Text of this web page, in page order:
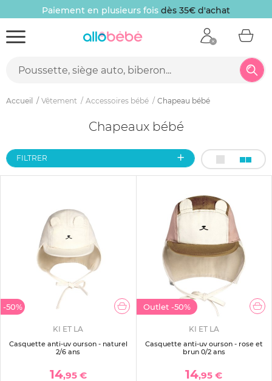
Paiement en plusieurs fois dès 35€ d'achat
Accueil Vêtement Accessoires bébé Chapeau bébé
Chapeaux bébé
FILTRER
-50%
KI ET LA
Casquette anti-uv ourson - naturel
2/6 ans
14,95 €
Outlet -50%
KI ET LA
Casquette anti-uv ourson - rose et
brun 0/2 ans
14,95 €